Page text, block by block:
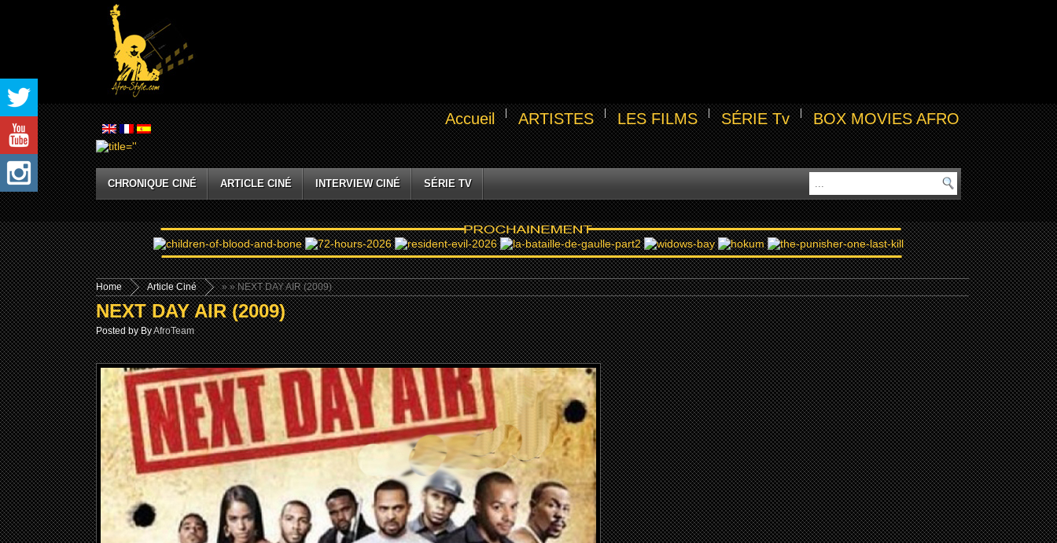
Accueil ARTISTES LES FILMS SÉRIE Tv BOX MOVIES AFRO
CHRONIQUE CINÉ ARTICLE CINÉ INTERVIEW CINÉ SÉRIE TV
Home »
Article Ciné » NEXT DAY AIR (2009)
NEXT DAY AIR (2009)
Posted by ByAfroTeam